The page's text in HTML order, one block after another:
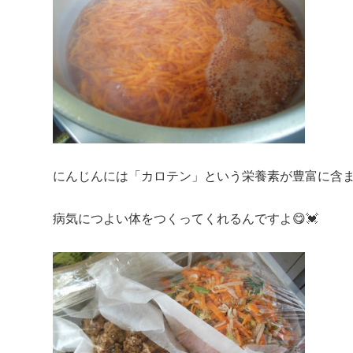
にんじんには「カロテン」という栄養素が豊富に含
病気につよい体をつくってくれるんですよ😋💓